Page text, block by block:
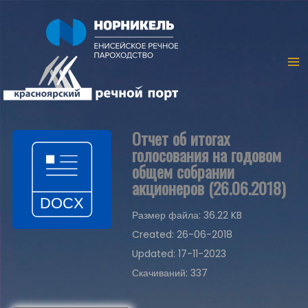
Отчет об итогах
голосования на годовом
общем собрании
акционеров (26.06.2018)
Размер файла: 36.22 KB
Created: 26-06-2018
Updated: 17-11-2023
Скачиваний: 337